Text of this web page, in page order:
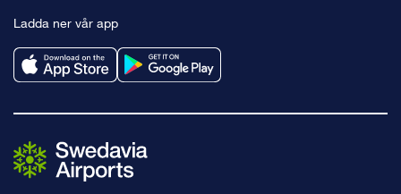
facebook
instagram
Ladda ner vår app